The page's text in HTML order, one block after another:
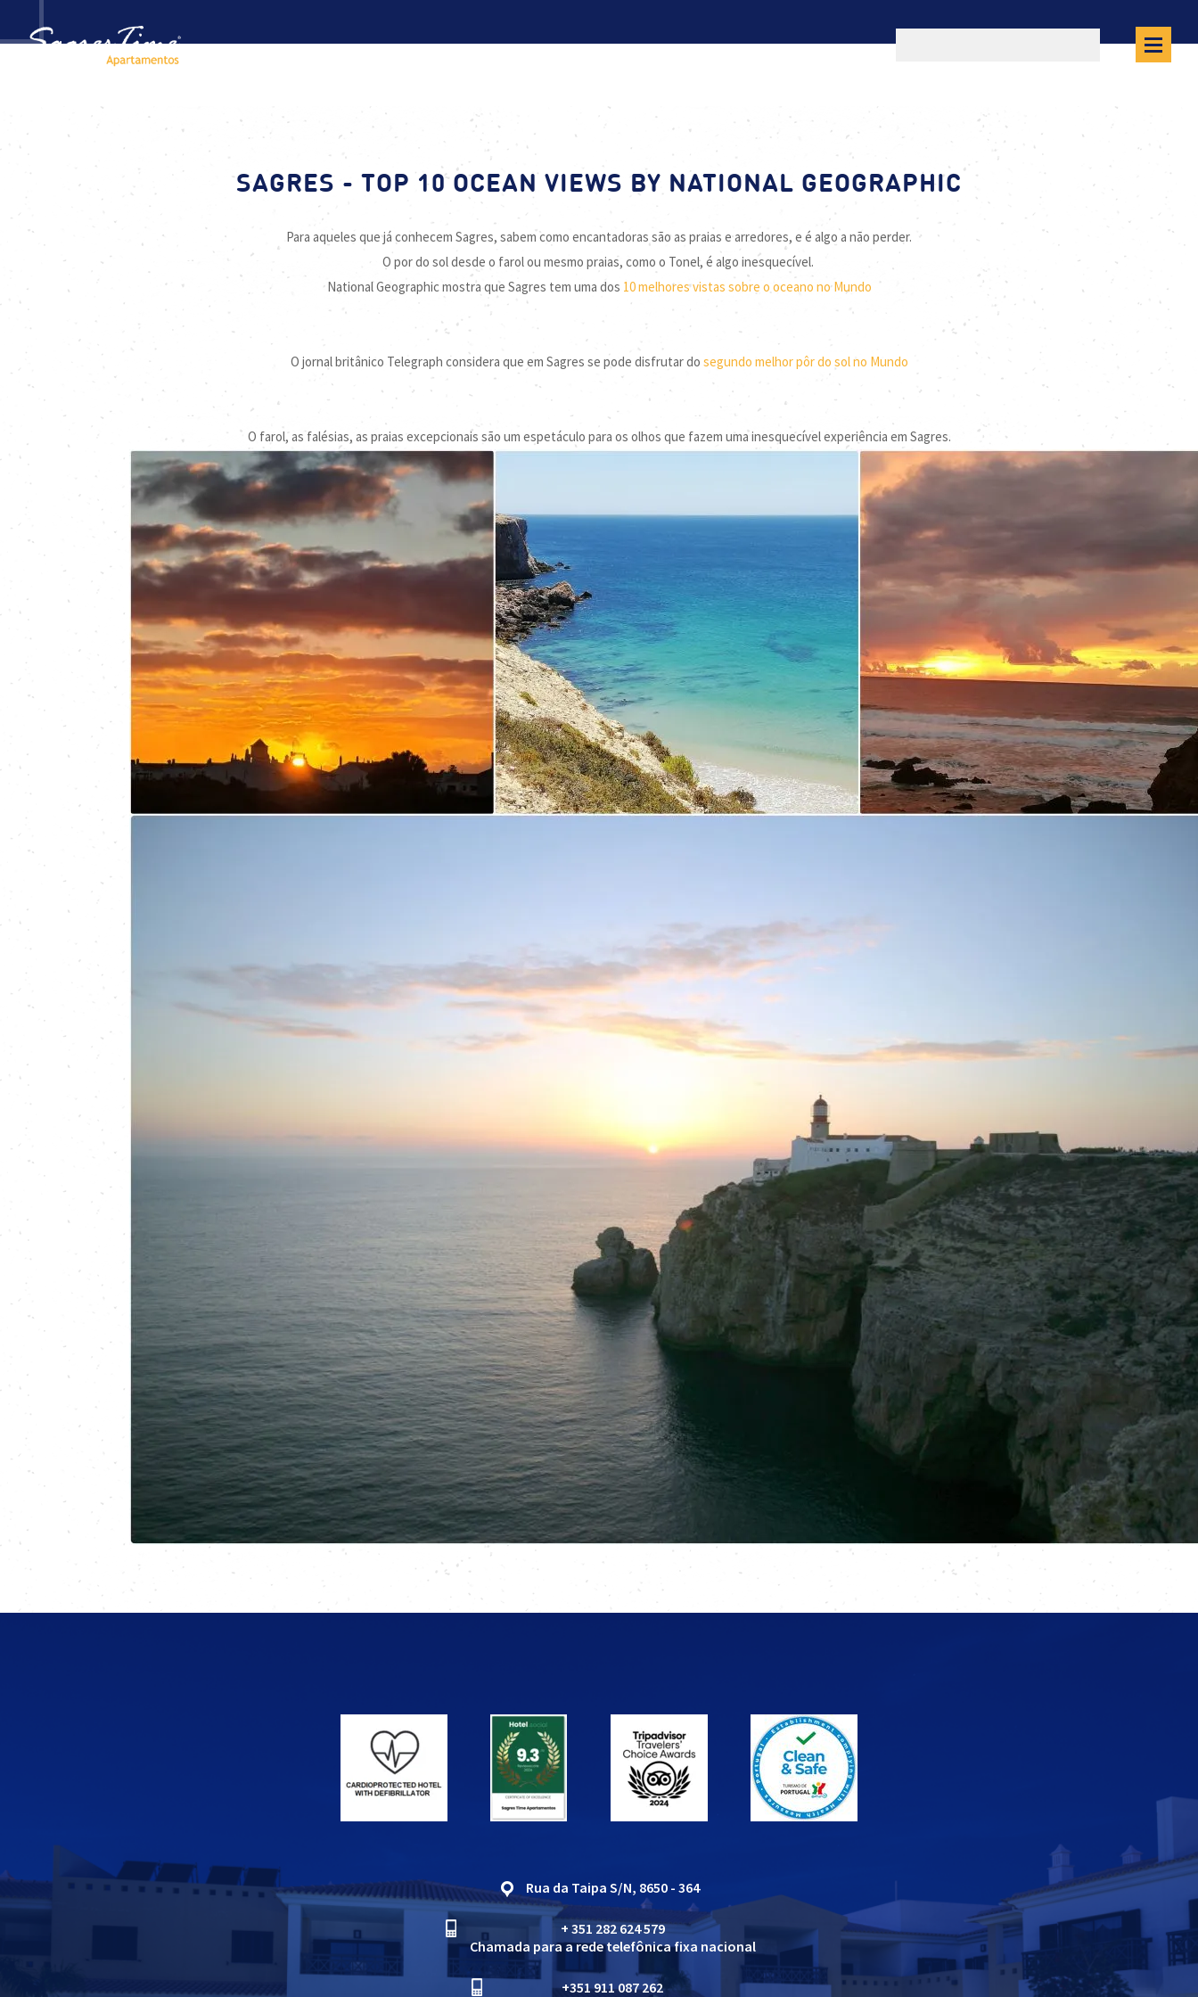
Vantagens em reservar
directamente
SAGRES - TOP 10 OCEAN VIEWS BY NATIONAL GEOGRAPHIC
Para aqueles que já conhecem Sagres, sabem como encantadoras são as praias e arredores, e é algo a não perder.
O por do sol desde o farol ou mesmo praias, como o Tonel, é algo inesquecível.
National Geographic mostra que Sagres tem uma dos 10 melhores vistas sobre o oceano no Mundo
O jornal britânico Telegraph considera que em Sagres se pode disfrutar do segundo melhor pôr do sol no Mundo
O farol, as falésias, as praias excepcionais são um espetáculo para os olhos que fazem uma inesquecível experiência em Sagres.
Rua da Taipa S/N, 8650 - 364
+ 351 282 624 579
Chamada para a rede telefônica fixa nacional
+351 911 087 262